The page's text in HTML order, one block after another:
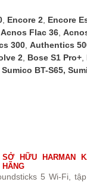
Encore 2 Encore
Acnos Flac 36
300 Authentics
2 Bose S1 Pro+
Sumico BT-S65,
SỞ HỮU HARMAN
HÃNG
5 Wi-Fi,